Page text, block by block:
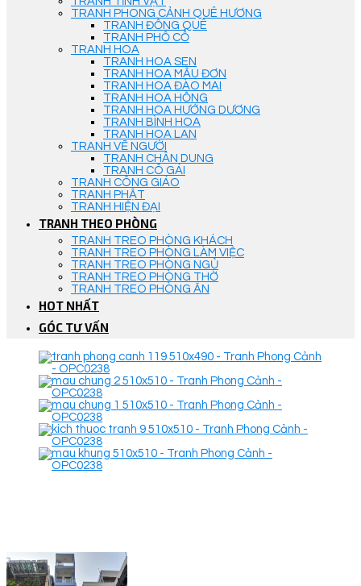
TRANH PHONG CẢNH QUÊ HƯƠNG
TRANH ĐỒNG QUÊ
TRANH PHỐ CỔ
TRANH HOA
TRANH HOA SEN
TRANH HOA MẪU ĐƠN
TRANH HOA ĐÀO MAI
TRANH HOA HỒNG
TRANH HOA HƯỚNG DƯƠNG
TRANH BÌNH HOA
TRANH HOA LAN
TRANH VẼ NGƯỜI
TRANH CHÂN DUNG
TRANH CÔ GÁI
TRANH CÔNG GIÁO
TRANH PHẬT
TRANH HIỆN ĐẠI
TRANH THEO PHÒNG
TRANH TREO PHÒNG KHÁCH
TRANH TREO PHÒNG LÀM VIỆC
TRANH TREO PHÒNG NGỦ
TRANH TREO PHÒNG THỜ
TRANH TREO PHÒNG ĂN
HOT NHẤT
GÓC TƯ VẤN